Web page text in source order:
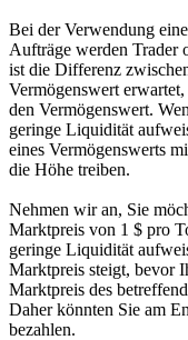
Bei der Verwendung
Aufträge werden Trader
ist die Differenz
Vermögenswert
den Vermögenswert.
geringe Liquidität
eines Vermögenswerts
die Höhe treiben.
Nehmen wir an, Sie
Marktpreis von 1 $ pro
geringe Liquidität
Marktpreis steigt, bevor
Marktpreis des
Daher könnten Sie am
bezahlen.